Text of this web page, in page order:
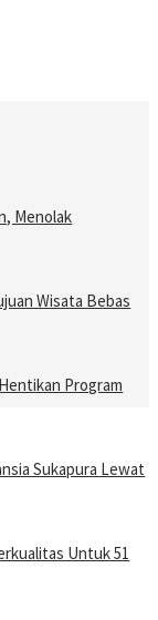
Menolak
Wisata Bebas
Program
Sukapura Lewat
Untuk 51